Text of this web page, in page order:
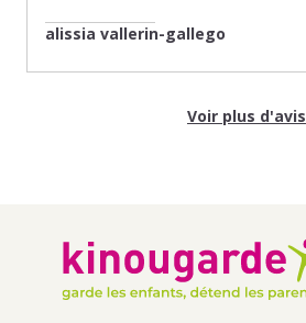
alissia vallerin-gallego
Voir plus d'avis